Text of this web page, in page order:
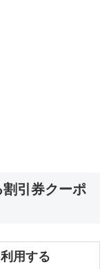
引券クーポ
用する